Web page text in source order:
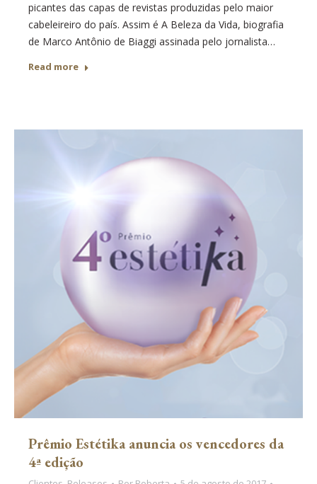
picantes das capas de revistas produzidas pelo maior
cabeleireiro do país. Assim é A Beleza da Vida, biografia
de Marco Antônio de Biaggi assinada pelo jornalista…
Read more
Prêmio Estétika anuncia os vencedores da
4ª edição